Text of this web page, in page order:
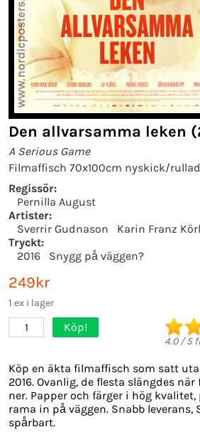
Den allvarsamma leken
A Serious Game
Filmaffisch 70x100cm nyskick/
Regissör:
Pernilla August
Artister:
Sverrir Gudnason
Karin Franz
Tryckt:
2016
Snygg på väggen?
249kr
1 ex i lager
1 Köp!
4.0/5
Köp en äkta filmaffisch som satt
2016. Ovanlig, de flesta slängdes
ner. Papper och färger i hög
rama in på väggen. Snabb leverans,
spårbart.